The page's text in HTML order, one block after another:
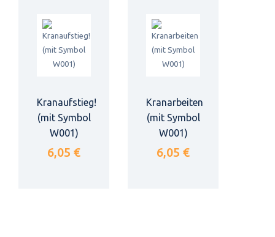
Kranaufstieg!
(mit Symbol
W001)
6,05 €
Kranarbeiten
(mit Symbol
W001)
6,05 €